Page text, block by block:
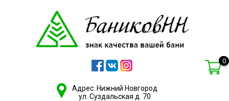
Адрес: Нижний Новгород
ул. Суздальская д. 70
0